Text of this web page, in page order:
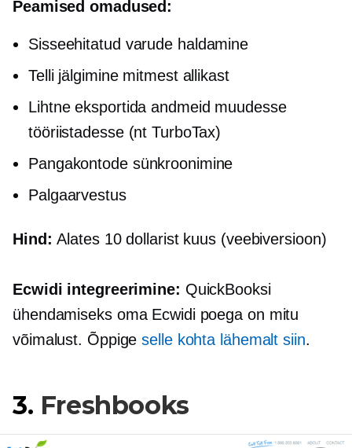
Peamised omadused:
Sisseehitatud varude haldamine
Telli jälgimine mitmest allikast
Lihtne eksportida andmeid muudesse
tööriistadesse (nt TurboTax)
Pangakontode sünkroonimine
Palgaarvestus
Hind:Alates 10 dollarist kuus (veebiversioon)
Ecwidi integreerimine: QuickBooksi
ühendamiseks oma Ecwidi poega on mitu
võimalust. Õppigeselle kohta lähemalt siin.
3. Freshbooks